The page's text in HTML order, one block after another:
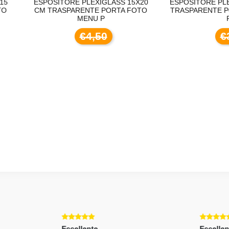
PLEXIGLASS 15X20
TRASPARENTE PORTA FOTO
ESPOSITORE PLEXIGLASS
TRASPARENTE PORTA FOTO